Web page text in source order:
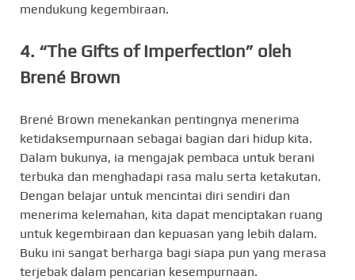
mendukung kegembiraan.
4. “The Gifts of Imperfection” oleh
Brené Brown
Brené Brown menekankan pentingnya menerima
ketidaksempurnaan sebagai bagian dari hidup kita.
Dalam bukunya, ia mengajak pembaca untuk berani
terbuka dan menghadapi rasa malu serta ketakutan.
Dengan belajar untuk mencintai diri sendiri dan
menerima kelemahan, kita dapat menciptakan ruang
untuk kegembiraan dan kepuasan yang lebih dalam.
Buku ini sangat berharga bagi siapa pun yang merasa
terjebak dalam pencarian kesempurnaan.